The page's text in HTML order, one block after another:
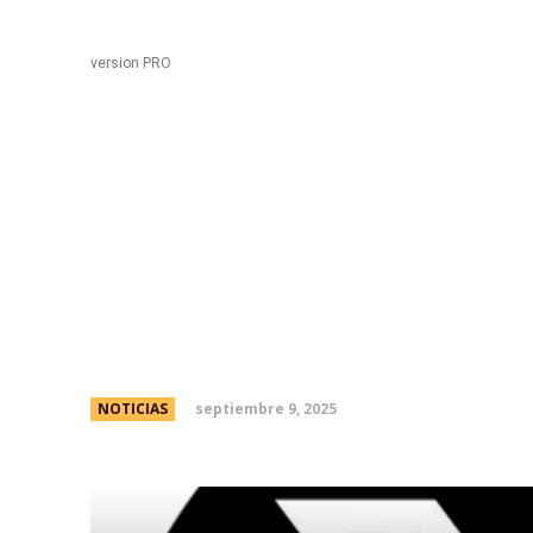
version PRO
NOTICIAS septiembre 9, 2025